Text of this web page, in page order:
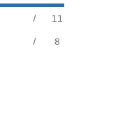
/
11
/ 8